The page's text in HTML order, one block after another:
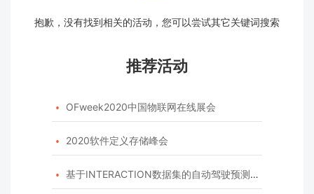
抱歉，没有找到相关的活动，您可以尝试其它关键词搜索
推荐活动
 OFweek2020中国物联网在线展会
 2020软件定义存储峰会
 基于INTERACTION数据集的自动驾驶预测模型挑战赛